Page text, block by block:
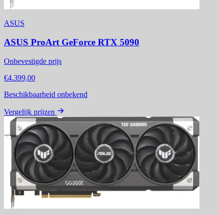
ASUS
ASUS ProArt GeForce RTX 5090
Onbevestigde prijs
€4.399,00
Beschikbaarheid onbekend
Vergelijk prijzen